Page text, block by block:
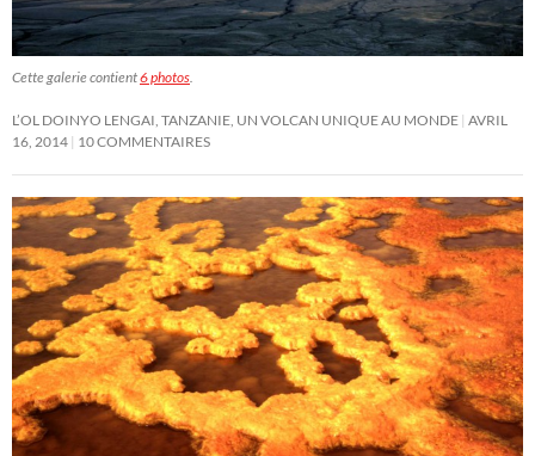
Cette galerie contient6 photos
L’OL DOINYO LENGAI, TANZANIE, UN VOLCAN UNIQUE AU MONDE AVRIL
16, 2014 10 COMMENTAIRES